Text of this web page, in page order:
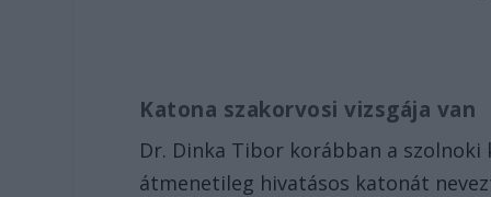
Katona szakorvosi vizsgája van
Dr. Dinka Tibor korábban a
átmenetileg hivatásos katonát